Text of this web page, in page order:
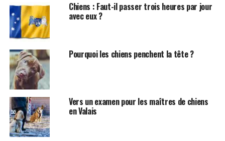
Trending
chiens
Goodman recommande d’enseigner ces compétences à
la maison et dans des environnements peu distrayants
avant de passer à des lieux plus fréquentés. Cela permet
à votre chien de maîtriser les bases avant d’être exposé
à des situations plus complexes.
Chiens : Faut-il passer trois heures par jour
avec eux ?
Pourquoi les chiens penchent la tête ?
Vers un examen pour les maîtres de chiens
en Valais